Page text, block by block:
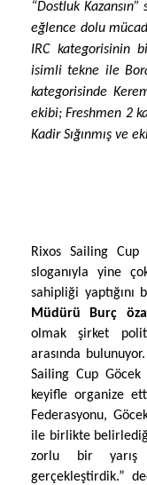
“Dostluk
eğlence dolu
IRC kategorisinin
isimli tekne ile
kategorisinde
ekibi; Freshmen 2
Kadir Sığınmış ve
Rixos Sailing Cup
sloganıyla yine
sahipliği yaptığını
Müdürü
Burç
olmak şirket
arasında
Sailing Cup
keyifle organize
Federasyonu,
ile birlikte
zorlu bir
gerçekleştirdik.”